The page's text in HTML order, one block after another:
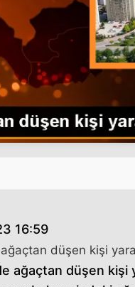
16:59
düşen kişi
ağaçtan düşen kişi